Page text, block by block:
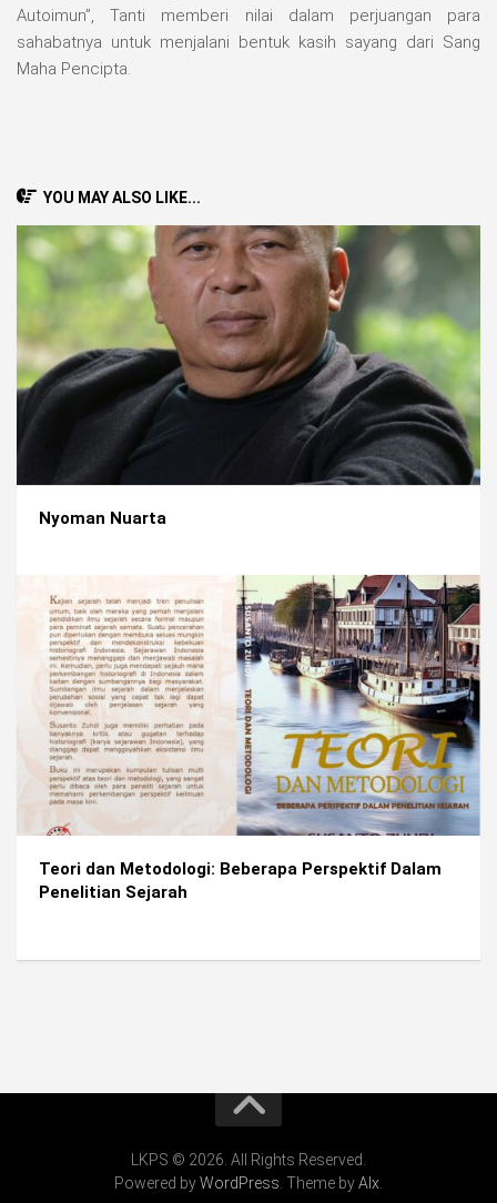
Autoimun”, Tanti memberi nilai dalam perjuangan para
sahabatnya untuk menjalani bentuk kasih sayang dari Sang
Maha Pencipta.
YOU MAY ALSO LIKE...
Nyoman Nuarta
Teori dan Metodologi: Beberapa Perspektif Dalam
Penelitian Sejarah
LKPS © 2026. All Rights Reserved.
Powered byWordPress . Theme byAlx